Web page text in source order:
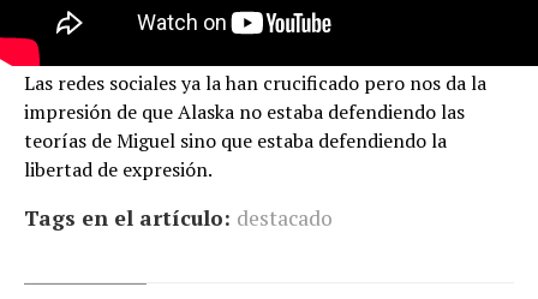
Las redes sociales ya la han crucificado pero nos da la
impresión de que Alaska no estaba defendiendo las
teorías de Miguel sino que estaba defendiendo la
libertad de expresión.
Tags en el artículo: destacado